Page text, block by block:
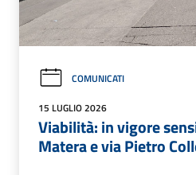
COMUNICATI
15 LUGLIO 2026
Viabilità: in vigore
Matera e via Pietro